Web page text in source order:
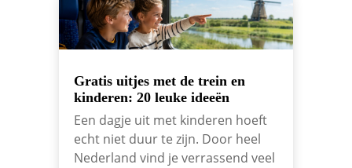
Gratis uitjes met de trein en
kinderen: 20 leuke ideeën
Een dagje uit met kinderen hoeft
echt niet duur te zijn. Door heel
Nederland vind je verrassend veel